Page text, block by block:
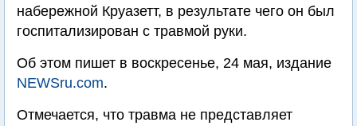
набережной Круазетт, в результате чего он был
госпитализирован с травмой руки.
Об этом пишет в воскресенье, 24 мая, издание
NEWSru.com.
Отмечается, что травма не представляет